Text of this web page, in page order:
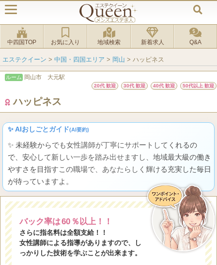
中四国TOP お気に入り 地域検索 新着求人 Q&A
エステクイーン > 中国・四国エリア > 岡山 > ハッピネス
ルーム 岡山市 大元駅
20代 歓迎 30代 歓迎 40代 歓迎 50代以上 歓迎
ハッピネス
✨ AIおしごとガイド(AI要約)
✨ 未経験からでも女性講師が丁寧にサポートしてくれるの
で、安心して新しい一歩を踏み出せますし、地域最大級の働き
やすさを目指すこの職場で、あなたらしく輝ける充実した毎日
が待っていますよ。
バック率は60 ％以上！！
さらに指名料は全額支給！！
女性講師による指導がありますので、し
っかりした技術を学ぶことが出来ます。